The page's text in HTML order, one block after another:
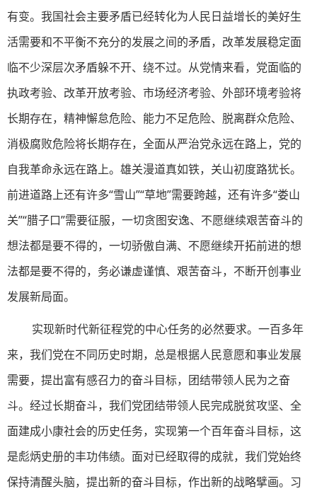
有变。我国社会主要矛盾已经转化为人民日益增长的美好生
活需要和不平衡不充分的发展之间的矛盾，改革发展稳定面
临不少深层次矛盾躲不开、绕不过。从党情来看，党面临的
执政考验、改革开放考验、市场经济考验、外部环境考验将
长期存在，精神懈怠危险、能力不足危险、脱离群众危险、
消极腐败危险将长期存在，全面从严治党永远在路上，党的
自我革命永远在路上。雄关漫道真如铁，关山初度路犹长。
前进道路上还有许多“雪山”“草地”需要跨越，还有许多“娄山
关”“腊子口”需要征服，一切贪图安逸、不愿继续艰苦奋斗的
想法都是要不得的，一切骄傲自满、不愿继续开拓前进的想
法都是要不得的，务必谦虚谨慎、艰苦奋斗，不断开创事业
发展新局面。
实现新时代新征程党的中心任务的必然要求。一百多年
来，我们党在不同历史时期，总是根据人民意愿和事业发展
需要，提出富有感召力的奋斗目标，团结带领人民为之奋
斗。经过长期奋斗，我们党团结带领人民完成脱贫攻坚、全
面建成小康社会的历史任务，实现第一个百年奋斗目标，这
是彪炳史册的丰功伟绩。面对已经取得的成就，我们党始终
保持清醒头脑，提出新的奋斗目标，作出新的战略擘画。习